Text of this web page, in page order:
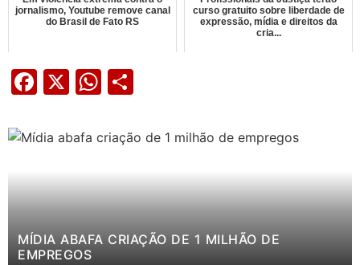
jornalismo, Youtube remove canal
do Brasil de Fato RS
curso gratuito sobre liberdade de
expressão, mídia e direitos da
cria...
Facebook
X WhatsApp
MÍDIA ABAFA CRIAÇÃO DE 1 MILHÃO DE
EMPREGOS